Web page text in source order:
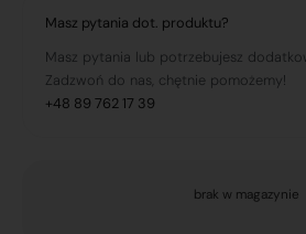
Masz pytania dot. produktu?
Masz pytania lub potrzebujesz
Zadzwoń do nas, chętnie pomożemy!
+48 89 762 17 39
brak w magazynie